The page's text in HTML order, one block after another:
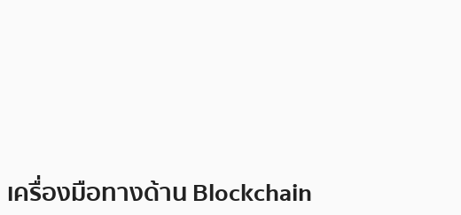
เครื่องมือทางด้าน Blockchain